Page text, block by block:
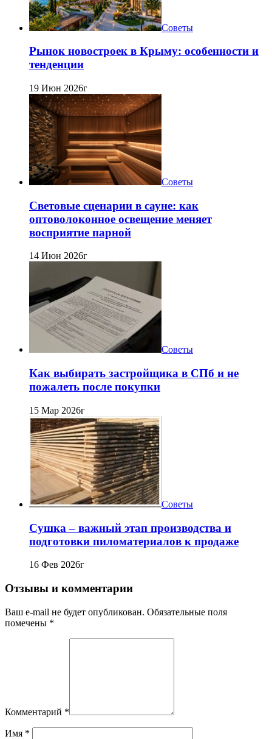
Советы
Рынок новостроек в Крыму: особенности и
тенденции
19 Июн 2026г
Советы
Световые сценарии в сауне: как
оптоволоконное освещение меняет
восприятие парной
14 Июн 2026г
Советы
Как выбирать застройщика в СПб и не
пожалеть после покупки
15 Мар 2026г
Советы
Сушка – важный этап производства и
подготовки пиломатериалов к продаже
16 Фев 2026г
Отзывы и комментарии
Ваш e-mail не будет опубликован. Обязательные поля
помечены *
Комментарий *
Имя *